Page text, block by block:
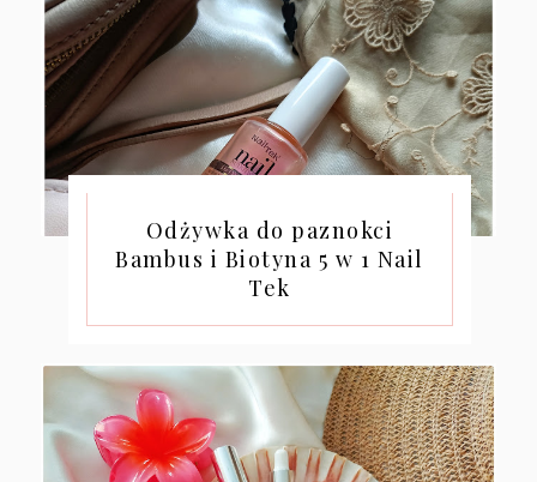
Odżywka do paznokci
Bambus i Biotyna 5 w 1 Nail
Tek